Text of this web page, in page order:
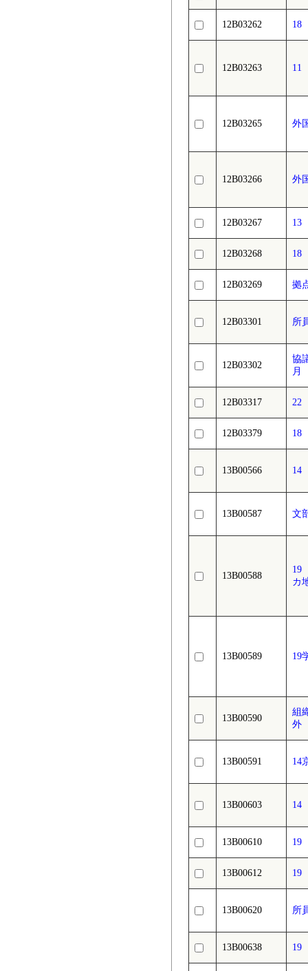
12B03262 18
12B03263 11
12B03265 外
12B03266 外
12B03267 13
12B03268 18
12B03269 拠
12B03301 所
12B03302
協
月
12B03317 22
12B03379 18
13B00566
13B00587 文
13B00588
19
カ
13B00589 19
13B00590
組
外
13B00591 14
13B00603 14
13B00610 19
13B00612 19
13B00620 所
13B00638 19